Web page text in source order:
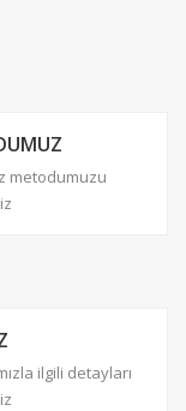
metodumuzu
ilgili detayları